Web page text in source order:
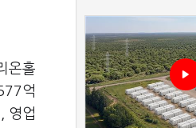
온홀
억
영업